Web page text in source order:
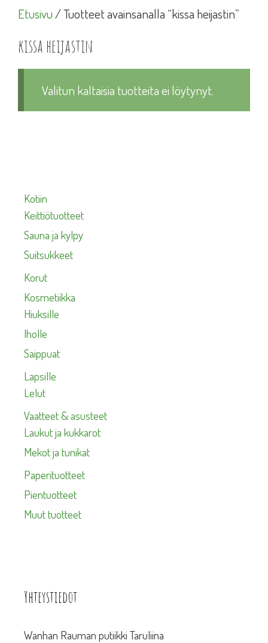
Etusivu/ Tuotteet avainsanalla “kissa heijastin”
kissa heijastin
Valitun kaltaisia tuotteita ei löytynyt.
Kotiin
Keittiötuotteet
Sauna ja kylpy
Suitsukkeet
Korut
Kosmetiikka
Hiuksille
Iholle
Saippuat
Lapsille
Lelut
Vaatteet & asusteet
Laukut ja kukkarot
Mekot ja tunikat
Paperituotteet
Pientuotteet
Muut tuotteet
Yhteystiedot
Wanhan Rauman putiikki Taruliina